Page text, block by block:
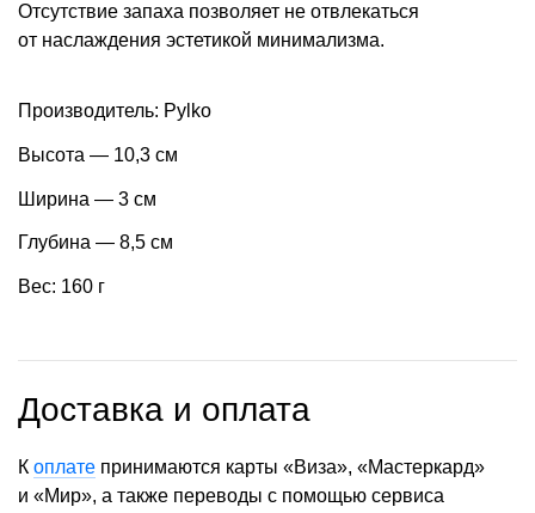
Отсутствие запаха позволяет не отвлекаться
от наслаждения эстетикой минимализма.
Производитель: Pylko
Высота — 10,3 см
Ширина — 3 см
Глубина — 8,5 см
Вес: 160 г
Доставка и оплата
К оплате принимаются карты «Виза», «Мастеркард»
и «Мир», а также переводы с помощью сервиса